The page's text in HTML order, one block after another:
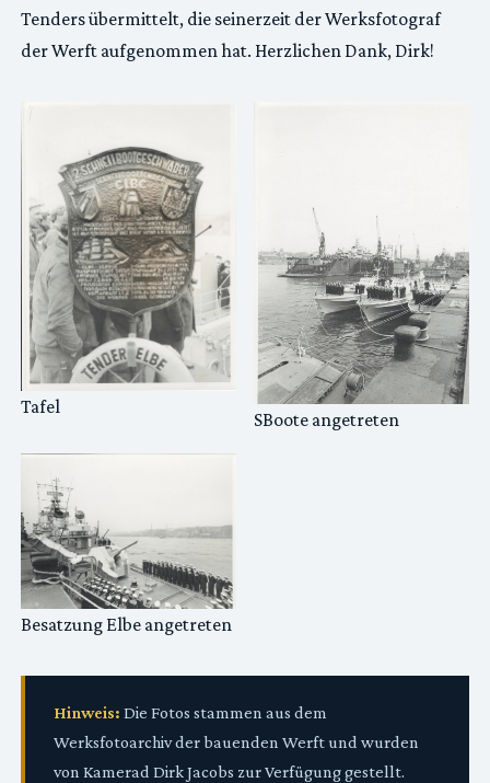
Tenders übermittelt, die seinerzeit der Werksfotograf
der Werft aufgenommen hat. Herzlichen Dank, Dirk!
Tafel
SBoote angetreten
Besatzung Elbe angetreten
Hinweis: Die Fotos stammen aus dem
Werksfotoarchiv der bauenden Werft und wurden
von Kamerad Dirk Jacobs zur Verfügung gestellt.